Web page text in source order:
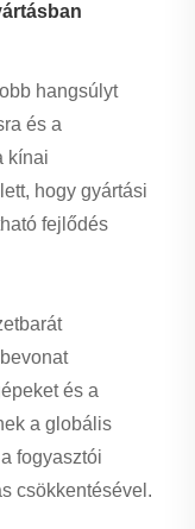
hangsúlyt
és a
kínai
hogy gyártási
fejlődés
és a
a globális
fogyasztói
csökkentésével.